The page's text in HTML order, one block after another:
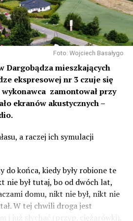
Foto: Wojciech Basałygo
Dargobądza mieszkających
ekspresowej nr 3 czuje się
zamontował przy
ekranów akustycznych –
a raczej ich symulacji
do końca, kiedy były robione te
nie był tutaj, bo od dwóch lat,
domu, nikt nie był, nikt nie
W tej chwili droga jest
i już słychać (przyp. ciężarówki).